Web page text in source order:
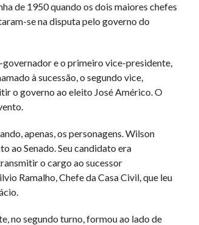
de 1950 quando os dois maiores chefes
se na disputa pelo governo do
e o primeiro vice-presidente,
à sucessão, o segundo vice,
o governo ao eleito José Américo. O
apenas, os personagens. Wilson
ao Senado. Seu candidato era
o cargo ao sucessor
Ramalho, Chefe da Casa Civil, que leu
no segundo turno, formou ao lado de